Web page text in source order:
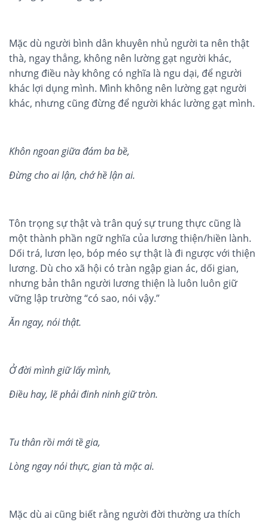
Mặc dù người bình dân khuyên nhủ người ta nên thật
thà, ngay thẳng, không nên lường gạt người khác,
nhưng điều này không có nghĩa là ngu dại, để người
khác lợi dụng mình. Mình không nên lường gạt người
khác, nhưng cũng đừng để người khác lường gạt mình.
Khôn ngoan giữa đám ba bề,
Đừng cho ai lận, chớ hề lận ai.
Tôn trọng sự thật và trân quý sự trung thực cũng là
một thành phần ngữ nghĩa của lương thiện/hiền lành.
Dối trá, lươn lẹo, bóp méo sự thật là đi ngược với thiện
lương. Dù cho xã hội có tràn ngập gian ác, dối gian,
nhưng bản thân người lương thiện là luôn luôn giữ
vững lập trường “có sao, nói vậy.”
Ăn ngay, nói thật.
Ởđời mình giữlấy mình,
Điều hay, lẽphải đinh ninh giữtròn.
Tu thân rồi mới tềgia,
Lòng ngay nói thực, gian tà mặc ai.
Mặc dù ai cũng biết rằng người đời thường ưa thích